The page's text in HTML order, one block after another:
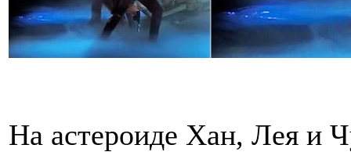
На астероиде Хан, Лея и